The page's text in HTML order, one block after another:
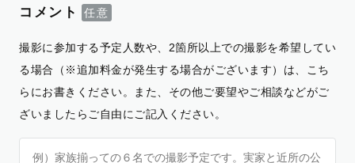
コメント
撮影に参加する予定人数や、2箇所以上での撮影を希望してい
る場合（※追加料金が発生する場合がございます）は、こち
らにお書きください。また、その他ご要望やご相談などがご
ざいましたらご自由にご記入ください。